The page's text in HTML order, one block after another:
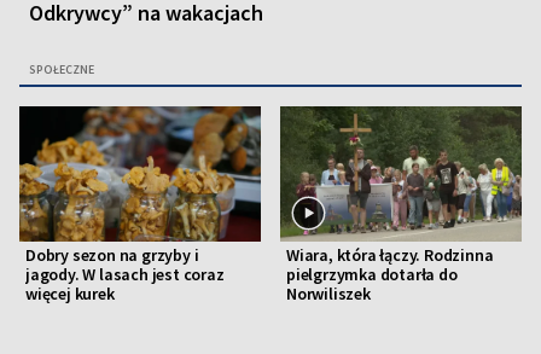
Odkrywcy” na wakacjach
SPOŁECZNE
Dobry sezon na grzyby i
jagody. W lasach jest coraz
więcej kurek
Wiara, która łączy. Rodzinna
pielgrzymka dotarła do
Norwiliszek